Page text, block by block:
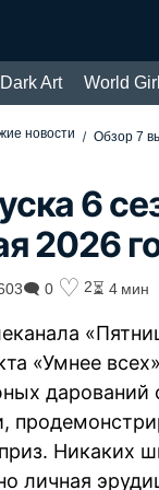
Dark Art World
новости Обзор 7
6
2026
🗨 0 ♡ 2⏳ 4 мин
«Умнее
дарований
Никаких
личная